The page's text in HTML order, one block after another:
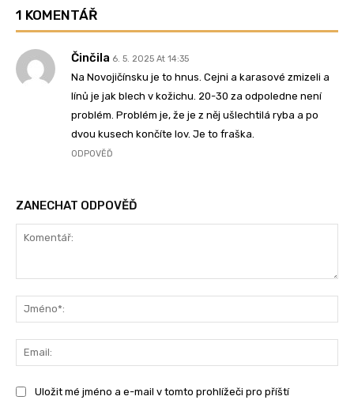
1 KOMENTÁŘ
Činčila 6. 5. 2025 At 14:35
Na Novojičínsku je to hnus. Cejni a karasové zmizeli a
línů je jak blech v kožichu. 20-30 za odpoledne není
problém. Problém je, že je z něj ušlechtilá ryba a po
dvou kusech končíte lov. Je to fraška.
ODPOVĚĎ
ZANECHAT ODPOVĚĎ
Uložit mé jméno a e-mail v tomto prohlížeči pro příští